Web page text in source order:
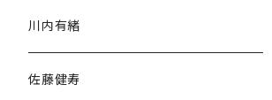
川内有緒
佐藤健寿